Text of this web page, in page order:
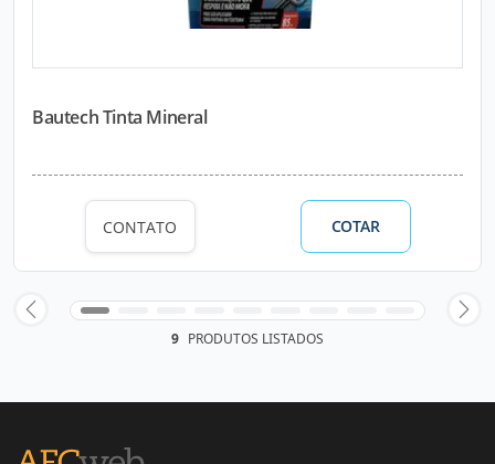
Bautech Tinta Mineral
CONTATO COTAR
9 PRODUTOS LISTADOS